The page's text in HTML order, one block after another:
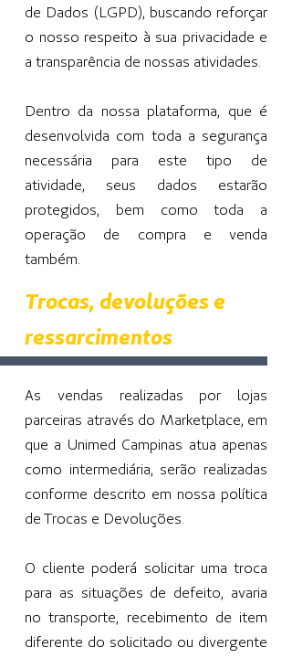
de Dados (LGPD), buscando reforçar
o nosso respeito à sua privacidade e
a transparência de nossas atividades.
Dentro da nossa plataforma, que é
desenvolvida com toda a segurança
necessária para este tipo de
atividade, seus dados estarão
protegidos, bem como toda a
operação de compra e venda
também.
Trocas, devoluções e
ressarcimentos
As vendas realizadas por lojas
parceiras através do Marketplace, em
que a Unimed Campinas atua apenas
como intermediária, serão realizadas
conforme descrito em nossa política
de Trocas e Devoluções.
O cliente poderá solicitar uma troca
para as situações de defeito, avaria
no transporte, recebimento de item
diferente do solicitado ou divergente